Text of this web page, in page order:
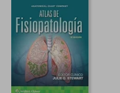
45%
dcto. $